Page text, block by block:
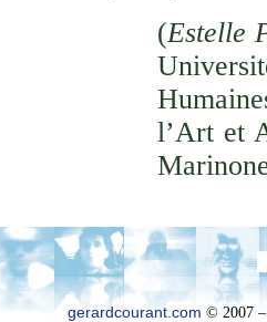
(Estelle
l’Art et
gerardcourant.com © 2007